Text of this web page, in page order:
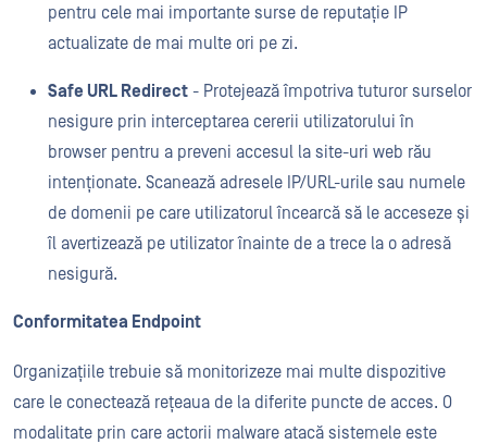
pentru cele mai importante surse de reputație IP
actualizate de mai multe ori pe zi.
Safe URL Redirect - Protejează împotriva tuturor surselor
nesigure prin interceptarea cererii utilizatorului în
browser pentru a preveni accesul la site-uri web rău
intenționate. Scanează adresele IP/URL-urile sau numele
de domenii pe care utilizatorul încearcă să le acceseze și
îl avertizează pe utilizator înainte de a trece la o adresă
nesigură.
Conformitatea Endpoint
Organizațiile trebuie să monitorizeze mai multe dispozitive
care le conectează rețeaua de la diferite puncte de acces. O
modalitate prin care actorii malware atacă sistemele este